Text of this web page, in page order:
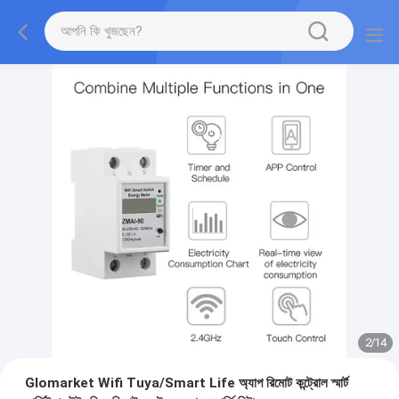
2/14
Glomarket Wifi Tuya/Smart Life অ্যাপ রিমোট কন্ট্রোল স্মার্ট